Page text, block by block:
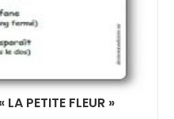
PETITE FLEUR »